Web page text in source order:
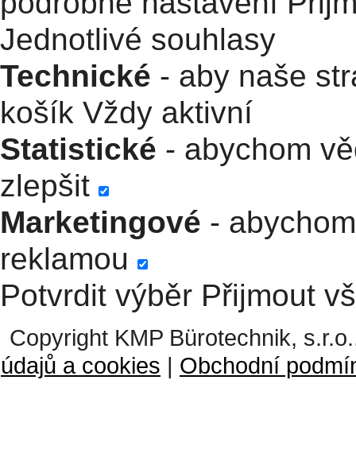
Jednotlivé souhlasy
Technické - aby naše
košík Vždy aktivní
Statistické - abychom
zlepšit
Marketingové -
reklamou
Potvrdit výběr Přijmout
Copyright KMP Bürotechnik,
údajů a cookies | Obchodní